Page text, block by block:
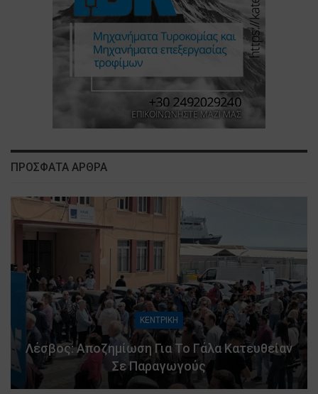
ΠΡΟΣΦΑΤΑ ΑΡΘΡΑ
ΚΕΝΤΡΙΚΗ
Λέσβος: Αποζημίωση Για Το Γάλα Κατευθείαν
Σε Παραγωγούς